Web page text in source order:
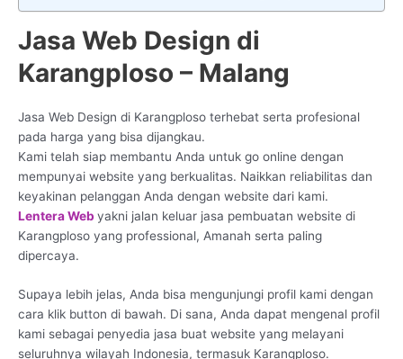
Jasa Web Design di
Karangploso – Malang
Jasa Web Design di Karangploso terhebat serta profesional
pada harga yang bisa dijangkau.
Kami telah siap membantu Anda untuk go online dengan
mempunyai website yang berkualitas. Naikkan reliabilitas dan
keyakinan pelanggan Anda dengan website dari kami.
Lentera Web yakni jalan keluar jasa pembuatan website di
Karangploso yang professional, Amanah serta paling
dipercaya.
Supaya lebih jelas, Anda bisa mengunjungi profil kami dengan
cara klik button di bawah. Di sana, Anda dapat mengenal profil
kami sebagai penyedia jasa buat website yang melayani
seluruhnya wilayah Indonesia, termasuk Karangploso.